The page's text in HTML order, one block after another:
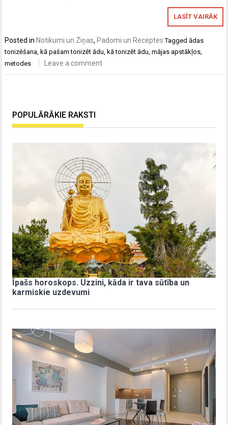
LASĪT VAIRĀK
Posted in Notikumi un Ziņas, Padomi un Receptes Taggedādas
tonizēšana, kā pašam tonizēt ādu, kā tonizēt ādu,mājas apstākļos,
metodes
Leave a comment
POPULĀRĀKIE RAKSTI
Īpašs horoskops. Uzzini, kāda ir tava sūtība un
karmiskie uzdevumi